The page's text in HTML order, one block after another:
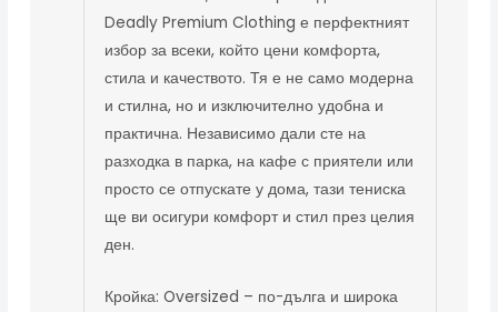
Deadly Premium Clothing е перфектният
избор за всеки, който цени комфорта,
стила и качеството. Тя е не само модерна
и стилна, но и изключително удобна и
практична. Независимо дали сте на
разходка в парка, на кафе с приятели или
просто се отпускате у дома, тази тениска
ще ви осигури комфорт и стил през целия
ден.
Кройка: Oversized – по-дълга и широка